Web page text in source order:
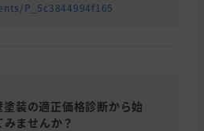
P_5c3844994f165
塗装の適正価格診断から始
みませんか？